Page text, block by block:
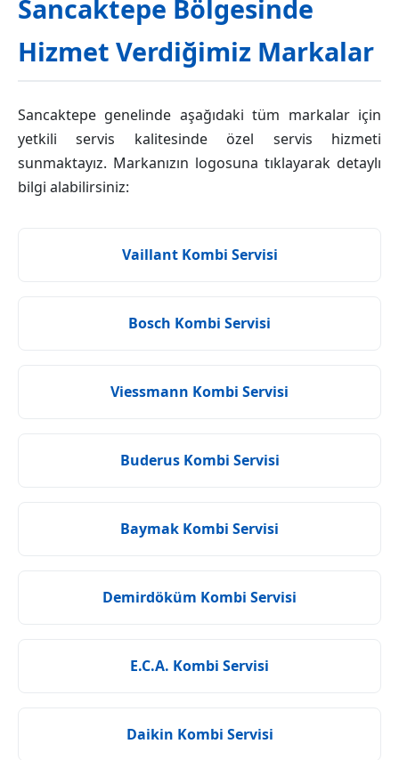
Sancaktepe Bölgesinde
Hizmet Verdiğimiz Markalar
Sancaktepe genelinde aşağıdaki tüm markalar için
yetkili servis kalitesinde özel servis hizmeti
sunmaktayız. Markanızın logosuna tıklayarak detaylı
bilgi alabilirsiniz:
Vaillant Kombi Servisi
Bosch Kombi Servisi
Viessmann Kombi Servisi
Buderus Kombi Servisi
Baymak Kombi Servisi
Demirdöküm Kombi Servisi
E.C.A. Kombi Servisi
Daikin Kombi Servisi